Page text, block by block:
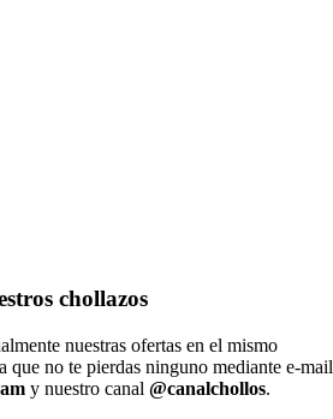
chollazos
nuestras ofertas en el mismo
que no te pierdas ninguno mediante e-mail
y nuestro canal @canalchollos.